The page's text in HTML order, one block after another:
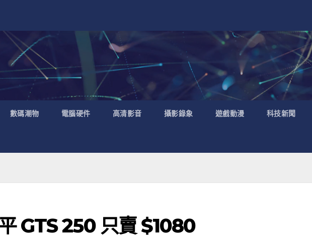
數碼潮物 電腦硬件 高清影音 攝影錄象 遊戲動漫 科技新聞
GTS 250 只賣 $1080